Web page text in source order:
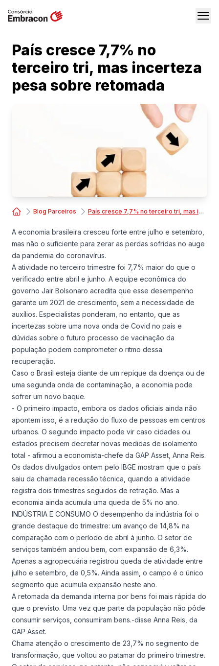
País cresce 7,7% no
terceiro tri, mas incerteza
pesa sobre retomada
Blog Parceiros País cresce 7,7% no terceiro tri, mas incerteza pesa sobre retomada
A economia brasileira cresceu forte entre julho e setembro,
mas não o suficiente para zerar as perdas sofridas no auge
da pandemia do coronavírus.
A atividade no terceiro trimestre foi 7,7% maior do que o
verificado entre abril e junho. A equipe econômica do
governo Jair Bolsonaro acredita que esse desempenho
garante um 2021 de crescimento, sem a necessidade de
auxílios. Especialistas ponderam, no entanto, que as
incertezas sobre uma nova onda de Covid no país e
dúvidas sobre o futuro processo de vacinação da
população podem comprometer o ritmo dessa
recuperação.
Caso o Brasil esteja diante de um repique da doença ou de
uma segunda onda de contaminação, a economia pode
sofrer um novo baque.
- O primeiro impacto, embora os dados oficiais ainda não
apontem isso, é a redução do fluxo de pessoas em centros
urbanos. O segundo impacto pode vir caso cidades ou
estados precisem decretar novas medidas de isolamento
total - afirmou a economista-chefe da GAP Asset, Anna Reis.
Os dados divulgados ontem pelo IBGE mostram que o país
saiu da chamada recessão técnica, quando a atividade
registra dois trimestres seguidos de retração. Mas a
economia ainda acumula uma queda de 5% no ano.
INDÚSTRIA E CONSUMO O desempenho da indústria foi o
grande destaque do trimestre: um avanço de 14,8% na
comparação com o período de abril à junho. O setor de
serviços também andou bem, com expansão de 6,3%.
Apenas a agropecuária registrou queda de atividade entre
julho e setembro, de 0,5%. Ainda assim, o campo é o único
segmento que acumula expansão neste ano.
A retomada da demanda interna por bens foi mais rápida do
que o previsto. Uma vez que parte da população não pôde
consumir serviços, consumiram bens.-disse Anna Reis, da
GAP Asset.
Chama atenção o crescimento de 23,7% no segmento de
transformação, que voltou ao patamar do primeiro trimestre.